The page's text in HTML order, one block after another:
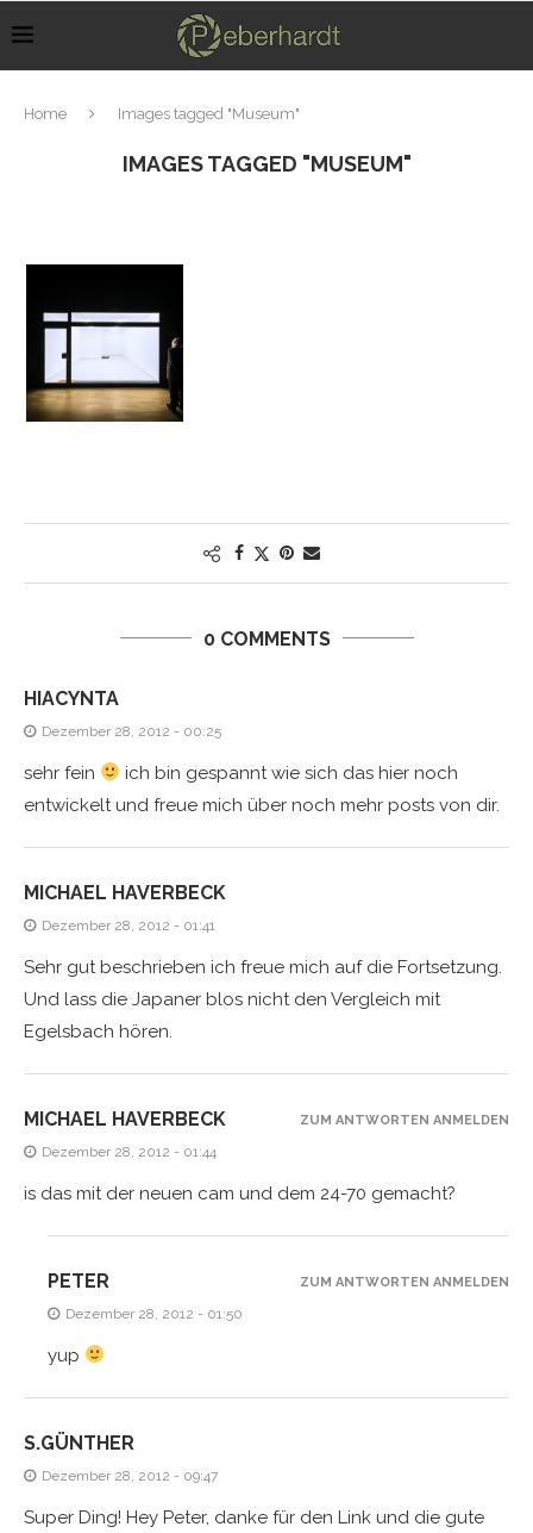
Home Images tagged "Museum"
IMAGES TAGGED "MUSEUM"
0 COMMENTS
HIACYNTA
Dezember 28, 2012 - 00:25
sehr fein
ich bin gespannt wie sich das hier noch
entwickelt und freue mich über noch mehr posts von dir.
MICHAEL HAVERBECK
Dezember 28, 2012 - 01:41
Sehr gut beschrieben ich freue mich auf die Fortsetzung.
Und lass die Japaner blos nicht den Vergleich mit
Egelsbach hören.
MICHAEL HAVERBECK
Dezember 28, 2012 - 01:44
is das mit der neuen cam und dem 24-70 gemacht?
ZUM ANTWORTEN ANMELDEN
PETER
Dezember 28, 2012 - 01:50
yup
ZUM ANTWORTEN ANMELDEN
S.GÜNTHER
Dezember 28, 2012 - 09:47
Super Ding! Hey Peter, danke für den Link und die gute